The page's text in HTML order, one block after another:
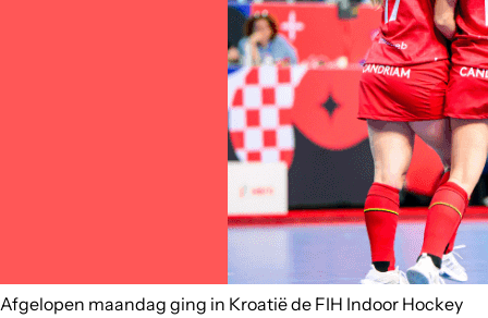
Afgelopen maandag ging in Kroatië de FIH Indoor Hockey